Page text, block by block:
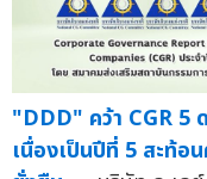
"DDD" คว้า CGR 5
เนื่องเป็นปีที่ 5 สะท้อ